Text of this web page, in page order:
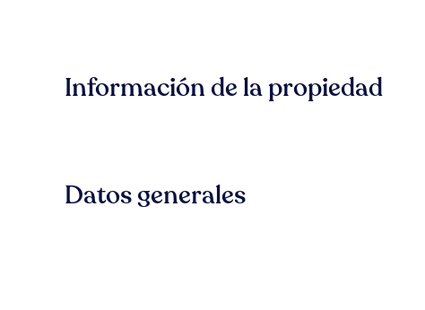
Información de la propiedad
Datos generales